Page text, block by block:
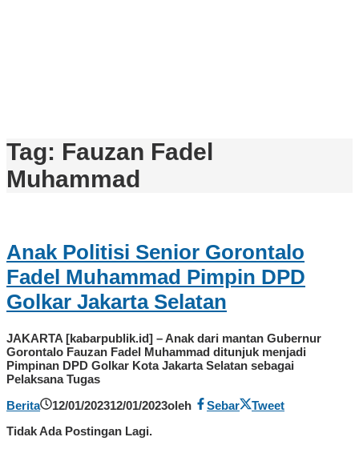
Tag: Fauzan Fadel
Muhammad
Anak Politisi Senior Gorontalo
Fadel Muhammad Pimpin DPD
Golkar Jakarta Selatan
JAKARTA [kabarpublik.id] – Anak dari mantan Gubernur
Gorontalo Fauzan Fadel Muhammad ditunjuk menjadi
Pimpinan DPD Golkar Kota Jakarta Selatan sebagai
Pelaksana Tugas
Berita
12/01/202312/01/2023oleh Sebar
Tweet
Tidak Ada Postingan Lagi.